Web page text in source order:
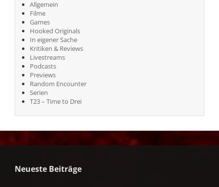
Allgemein
Filme
Games
Hooked Originals
In eigener Sache
Kritiken & Reviews
Livestreams
Podcasts
Previews
Random Encounter
Serien
T23 – Time to Drei
Neueste Beiträge